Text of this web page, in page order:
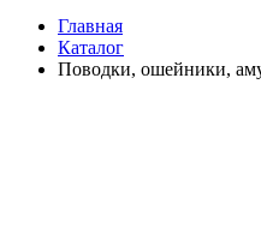
Главная
Каталог
Поводки, ошейники,